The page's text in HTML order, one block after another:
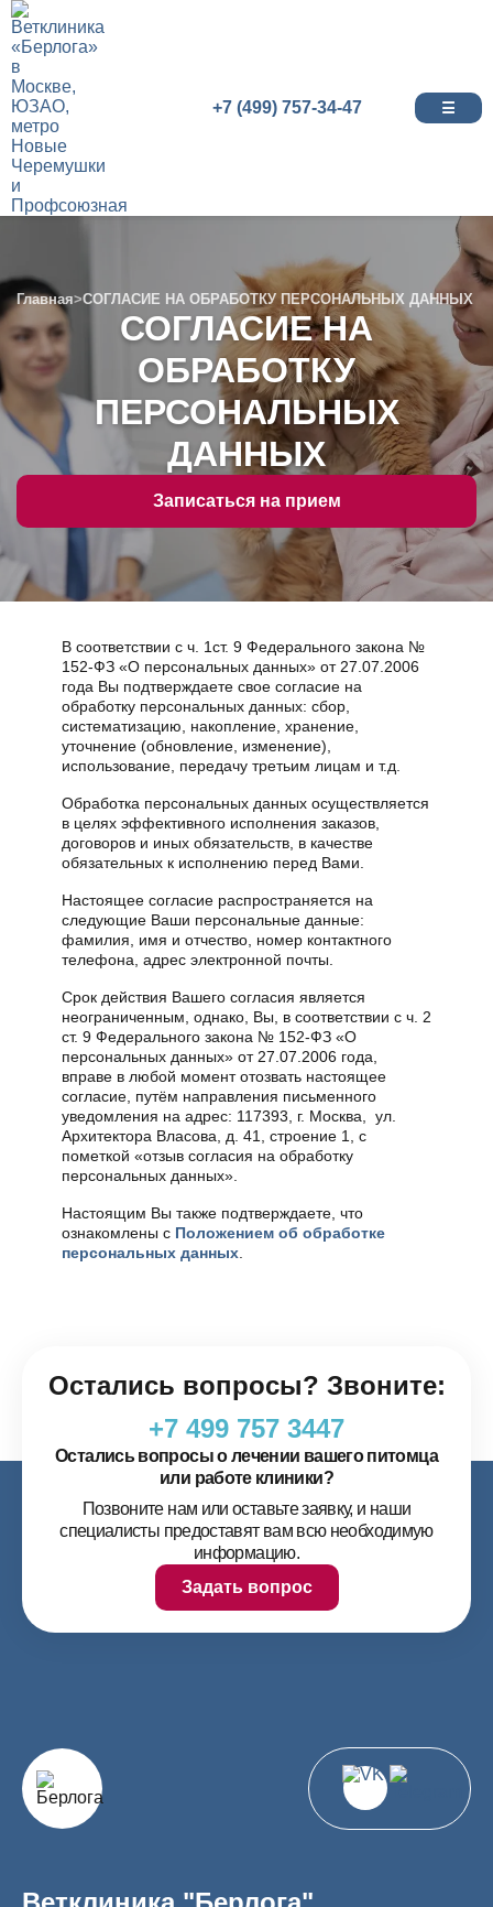
+7 (499) 757-34-47 ☰
Главная>СОГЛАСИЕ НА ОБРАБОТКУ ПЕРСОНАЛЬНЫХ ДАННЫХ
СОГЛАСИЕ НА
ОБРАБОТКУ
ПЕРСОНАЛЬНЫХ
ДАННЫХ
Записаться на прием
В соответствии с ч. 1ст. 9 Федерального закона №
152-ФЗ «О персональных данных» от 27.07.2006
года Вы подтверждаете свое согласие на
обработку персональных данных: сбор,
систематизацию, накопление, хранение,
уточнение (обновление, изменение),
использование, передачу третьим лицам и т.д.
Обработка персональных данных осуществляется
в целях эффективного исполнения заказов,
договоров и иных обязательств, в качестве
обязательных к исполнению перед Вами.
Настоящее согласие распространяется на
следующие Ваши персональные данные:
фамилия, имя и отчество, номер контактного
телефона, адрес электронной почты.
Срок действия Вашего согласия является
неограниченным, однако, Вы, в соответствии с ч. 2
ст. 9 Федерального закона № 152-ФЗ «О
персональных данных» от 27.07.2006 года,
вправе в любой момент отозвать настоящее
согласие, путём направления письменного
уведомления на адрес: 117393, г. Москва, ул.
Архитектора Власова, д. 41, строение 1, с
пометкой «отзыв согласия на обработку
персональных данных».
Настоящим Вы также подтверждаете, что
ознакомлены с Положением об обработке
персональных данных
Остались вопросы? Звоните:
+7 499 757 3447
Остались вопросы о лечении вашего питомца
или работе клиники?
Позвоните нам или оставьте заявку, и наши
специалисты предоставят вам всю необходимую
информацию.
Задать вопрос